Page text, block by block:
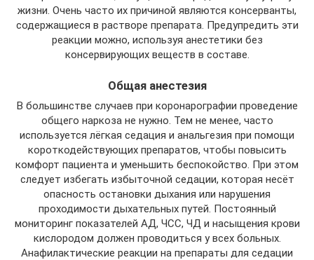
жизни. Очень часто их причиной являются консерванты,
содержащиеся в растворе препарата. Предупредить эти
реакции можно, используя анестетики без
консервирующих веществ в составе.
Общая анестезия
В большинстве случаев при коронарографии проведение
общего наркоза не нужно. Тем не менее, часто
используется лёгкая седация и анальгезия при помощи
короткодействующих препаратов, чтобы повысить
комфорт пациента и уменьшить беспокойство. При этом
следует избегать избыточной седации, которая несёт
опасность остановки дыхания или нарушения
проходимости дыхательных путей. Постоянный
мониторинг показателей АД, ЧСС, ЧД и насыщения крови
кислородом должен проводиться у всех больных.
Анафилактические реакции на препараты для седации